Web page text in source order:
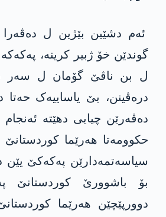
ئەم دشێین بێژین ل دەڤەرا
گوندێن خۆ ژبیر کرینە،
ل بن ناڤێ گۆمان ل سه‌ر
درەڤینن، بێ یاساییەک
دەڤەرێن چیایی دهێته‌
حكوومه‌تا ھەرێما
سیاسەتمەدارێن په‌كه‌كێ یێن
بۆ باشوورێ کوردستانێ
دوورپێچێن ھەرێما